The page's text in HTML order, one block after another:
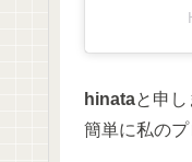
hinataと申
簡単に私のプ